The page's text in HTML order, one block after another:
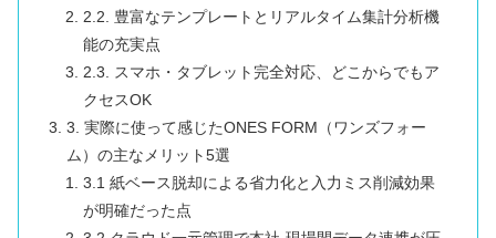
2.2. 豊富なテンプレートとリアルタイム集計分析機
能の充実点
2.3. スマホ・タブレット完全対応、どこからでもア
クセスOK
3. 実際に使って感じたONES FORM（ワンズフォー
ム）の主なメリット5選
3.1 紙ベース脱却による省力化と入力ミス削減効果
が明確だった点